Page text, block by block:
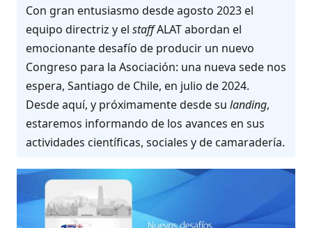
Con gran entusiasmo desde agosto 2023 el
equipo directriz y el staffALAT abordan el
emocionante desafío de producir un nuevo
Congreso para la Asociación: una nueva sede nos
espera, Santiago de Chile, en julio de 2024.
Desde aquí, y próximamente desde su landing,
estaremos informando de los avances en sus
actividades científicas, sociales y de camaradería.